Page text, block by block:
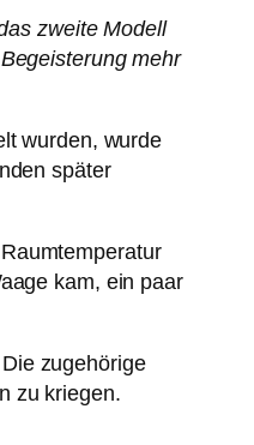
zweite Modell
mehr
wurden, wurde
später
kam, ein paar
zugehörige
zu kriegen.